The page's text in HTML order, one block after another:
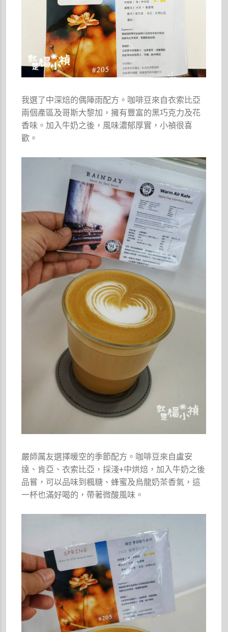
我選了中深焙的偶陣雨配方。咖啡豆來自衣索比亞
兩個產區及哥斯大黎加，擁有豐富的黑巧克力及花
香味。加入牛奶之後，風味濃郁厚實，小禎很喜
歡。
嚴師厲友選擇暖空的季節配方。咖啡豆來自盧安
達、肯亞、衣索比亞，採淺+中烘焙，加入牛奶之後
品嘗，可以品味到楓糖、蜂蜜及烏龍奶茶香氣，這
一杯也滿好喝的，帶著微酸風味。